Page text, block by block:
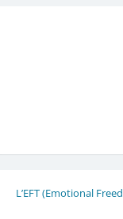
L’EFT (Emotional